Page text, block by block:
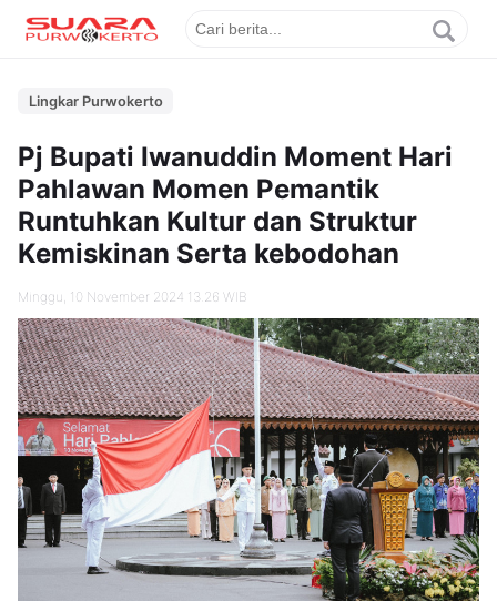
Lingkar Purwokerto
Pj Bupati Iwanuddin Moment Hari
Pahlawan Momen Pemantik
Runtuhkan Kultur dan Struktur
Kemiskinan Serta kebodohan
Minggu, 10 November 2024 13.26 WIB